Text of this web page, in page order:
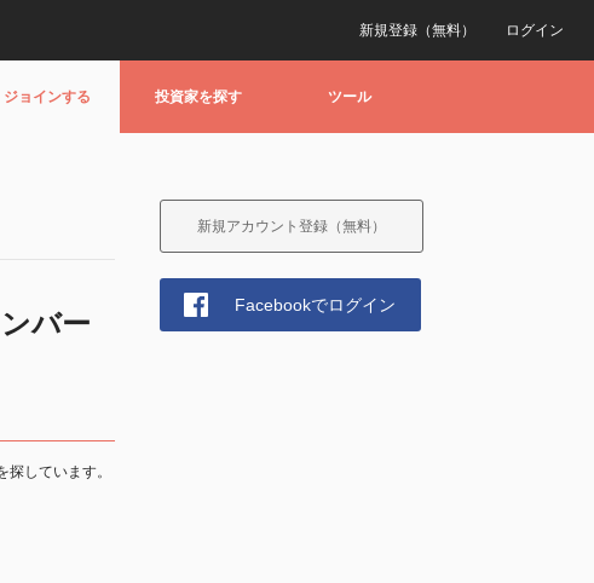
ログイン
新規登録（無料）
ジョインする 投資家を探す ツール
バー
しています。
新規アカウント登録（無料）
Facebookでログイン